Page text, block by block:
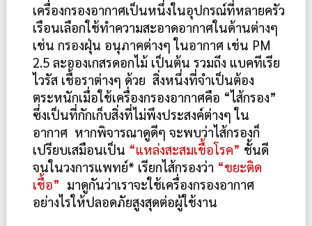
เครื่องกรองอากาศเป็นหนึ่งในอุปกรณ์ที่หลายครัว
เรือนเลือกใช้ทำความสะอาดอากาศในด้านต่างๆ
เช่น กรองฝุ่น อนุภาคต่างๆ ในอากาศ เช่น PM
2.5 ละอองเกสรดอกไม้ เป็นต้น รวมถึง แบคทีเรีย
ไวรัส เชื้อราต่างๆ ด้วย  สิ่งหนึ่งที่จำเป็นต้อง
ตระหนักเมื่อใช้เครื่องกรองอากาศคือ “ไส้กรอง”
ซึ่งเป็นที่กักเก็บสิ่งที่ไม่พึงประสงค์ต่างๆ ใน
อากาศ  หากพิจารณาดูดีๆ จะพบว่าไส้กรองก็
เปรียบเสมือนเป็น “แหล่งสะสมเชื้อโรค” ชั้นดี
จนในวงการแพทย์* เรียกไส้กรองว่า “ขยะติด
เชื้อ” มาดูกันว่าเราจะใช้เครื่องกรองอากาศ
อย่างไรให้ปลอดภัยสูงสุดต่อผู้ใช้งาน